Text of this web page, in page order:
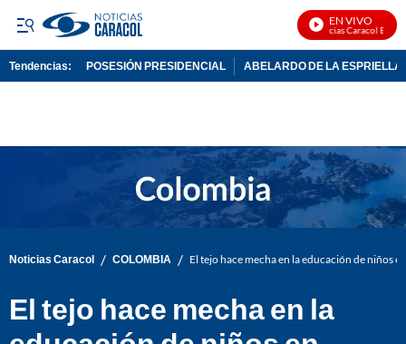
EN VIVO
Noticias Caracol En
Tendencias: POSESIÓN PRESIDENCIAL ABELARDO DE LA ESPRIELLA
Noticias Caracol / COLOMBIA / El tejo hace mecha en la educación de niños
El tejo hace mecha en la